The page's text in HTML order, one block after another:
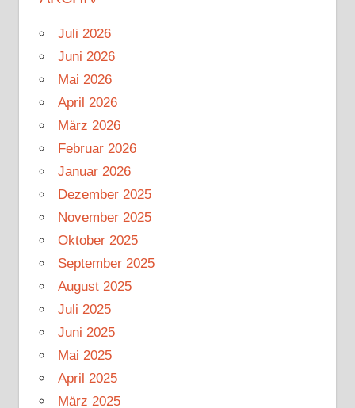
Juli 2026
Juni 2026
Mai 2026
April 2026
März 2026
Februar 2026
Januar 2026
Dezember 2025
November 2025
Oktober 2025
September 2025
August 2025
Juli 2025
Juni 2025
Mai 2025
April 2025
März 2025